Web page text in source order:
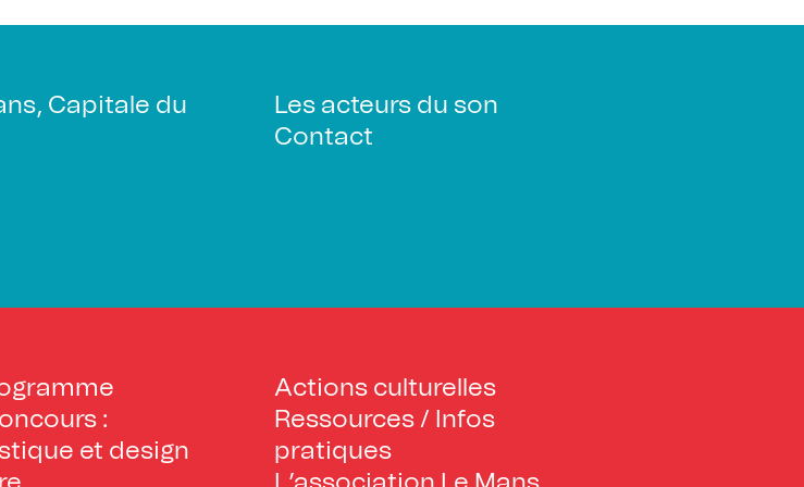
Capitale du
Les acteurs du son
Contact
:
et design
Actions culturelles
Ressources / Infos
pratiques